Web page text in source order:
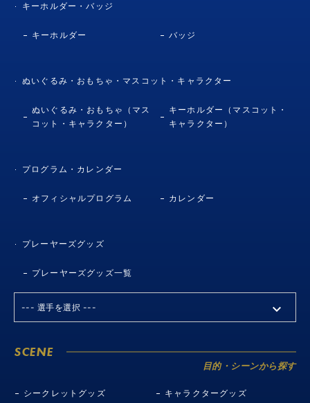
キーホルダー・バッジ
キーホルダー バッジ
ぬいぐるみ・おもちゃ・マスコット・キャラクター
ぬいぐるみ・おもちゃ（マス
コット・キャラクター）
キーホルダー（マスコット・
キャラクター）
プログラム・カレンダー
オフィシャルプログラム カレンダー
プレーヤーズグッズ
プレーヤーズグッズ一覧
SCENE
目的・シーンから探す
シークレットグッズ キャラクターグッズ